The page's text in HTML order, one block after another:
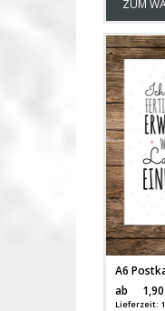
ZUM
ab
Lieferzeit: